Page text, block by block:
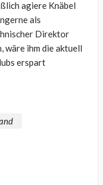
agiere Knäbel
als
Direktor
wäre ihm die aktuell
erspart